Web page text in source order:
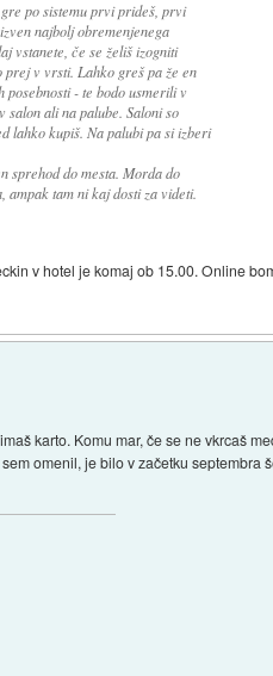
po sistemu prvi prideš, prvi
najbolj obremenjenega
vstanete, če se želiš izogniti
prej v vrsti. Lahko greš pa že en
posebnosti - te bodo usmerili v
ali na palube. Saloni so
lahko kupiš. Na palubi pa si izberi
sprehod do mesta. Morda do
ampak tam ni kaj dosti za videti.
v hotel je komaj ob 15.00. Online
karto. Komu mar, če se ne vkrcaš
omenil, je bilo v začetku septembra